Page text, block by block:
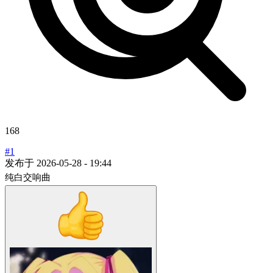
168
#1
发布于 2026-05-28 - 19:44
纯白交响曲